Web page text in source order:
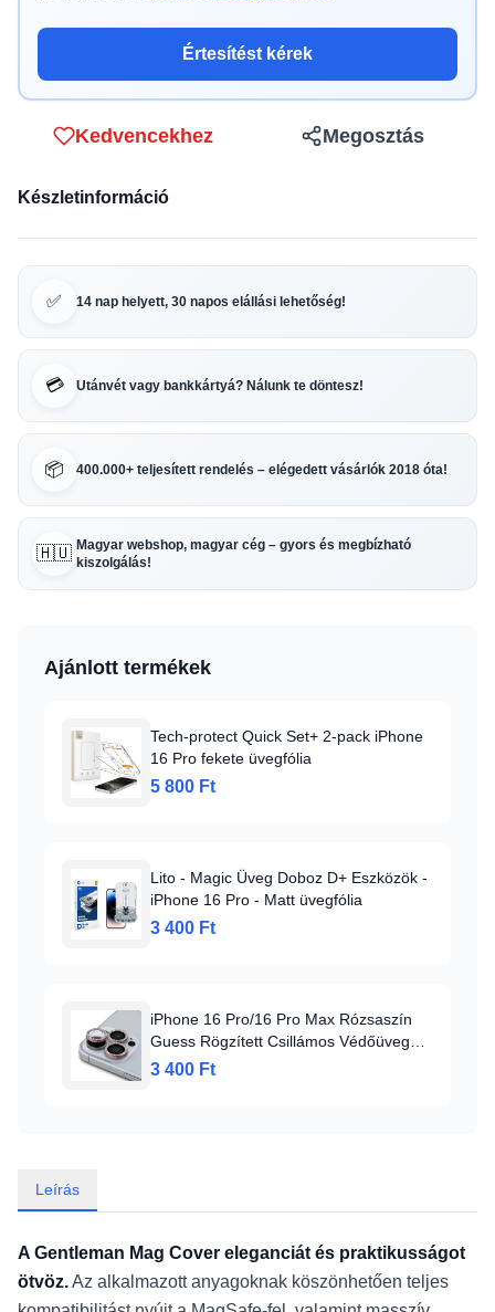
Értesítést kérek
Kedvencekhez Megosztás
Készletinformáció
✅ 14 nap helyett, 30 napos elállási lehetőség!
💳 Utánvét vagy bankkártyá? Nálunk te döntesz!
📦 400.000+ teljesített rendelés – elégedett vásárlók 2018 óta!
🇭🇺 Magyar webshop, magyar cég – gyors és megbízható
kiszolgálás!
Ajánlott termékek
Tech-protect Quick Set+ 2-pack iPhone
16 Pro fekete üvegfólia
5 800 Ft
Lito - Magic Üveg Doboz D+ Eszközök -
iPhone 16 Pro - Matt üvegfólia
3 400 Ft
iPhone 16 Pro/16 Pro Max Rózsaszín
Guess Rögzített Csillámos Védőüveg
üvegfólia
3 400 Ft
Leírás
A Gentleman Mag Cover eleganciát és praktikusságot
ötvöz.Az alkalmazott anyagoknak köszönhetően teljes